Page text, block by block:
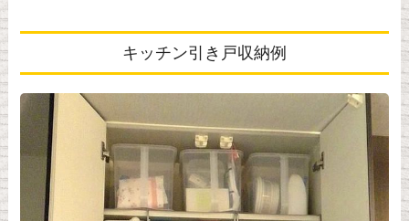
キッチン引き戸収納例